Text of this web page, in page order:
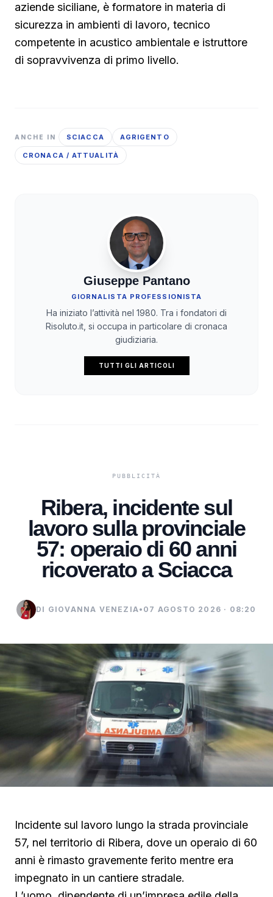
aziende siciliane, è formatore in materia di
sicurezza in ambienti di lavoro, tecnico
competente in acustico ambientale e istruttore
di sopravvivenza di primo livello.
ANCHE IN SCIACCA AGRIGENTO
CRONACA / ATTUALITÀ
Giuseppe Pantano
GIORNALISTA PROFESSIONISTA
Ha iniziato l’attività nel 1980. Tra i fondatori di
Risoluto.it, si occupa in particolare di cronaca
giudiziaria.
TUTTI GLI ARTICOLI
Ribera, incidente sul
lavoro sulla provinciale
57: operaio di 60 anni
ricoverato a Sciacca
DI GIOVANNA VENEZIA• 07 AGOSTO 2026 · 08:20
Incidente sul lavoro lungo la strada provinciale
57, nel territorio di Ribera, dove un operaio di 60
anni è rimasto gravemente ferito mentre era
impegnato in un cantiere stradale.